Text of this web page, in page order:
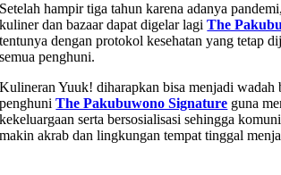
Setelah hampir tiga tahun karena adanya
kuliner dan bazaar dapat digelar lagiThe
tentunya dengan protokol kesehatan yang tetap
semua penghuni.
Kulineran Yuuk! diharapkan bisa menjadi wadah
penghuniThe Pakubuwono Signature guna
kekeluargaan serta bersosialisasi sehingga
makin akrab dan lingkungan tempat tinggal